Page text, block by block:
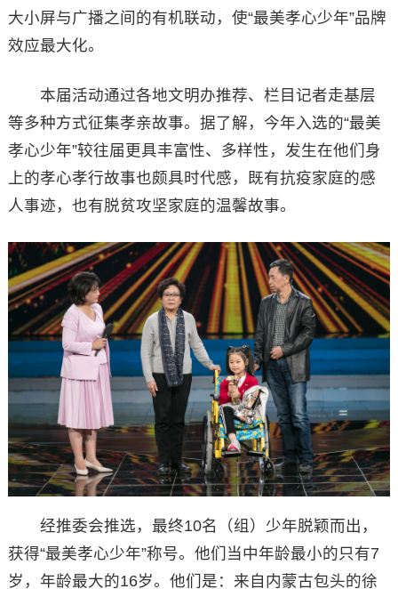
大小屏与广播之间的有机联动，使“最美孝心少年”品牌
效应最大化。
本届活动通过各地文明办推荐、栏目记者走基层
等多种方式征集孝亲故事。据了解，今年入选的“最美
孝心少年”较往届更具丰富性、多样性，发生在他们身
上的孝心孝行故事也颇具时代感，既有抗疫家庭的感
人事迹，也有脱贫攻坚家庭的温馨故事。
经推委会推选，最终10名（组）少年脱颖而出，
获得“最美孝心少年”称号。他们当中年龄最小的只有7
岁，年龄最大的16岁。他们是：来自内蒙古包头的徐